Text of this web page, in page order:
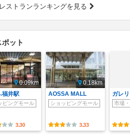
ストランランキングを見る
ット
0.09km
福井駅
ピングモール
3.30
0.18km
AOSSA MALL
ショッピングモール
3.33
ガレ
市場